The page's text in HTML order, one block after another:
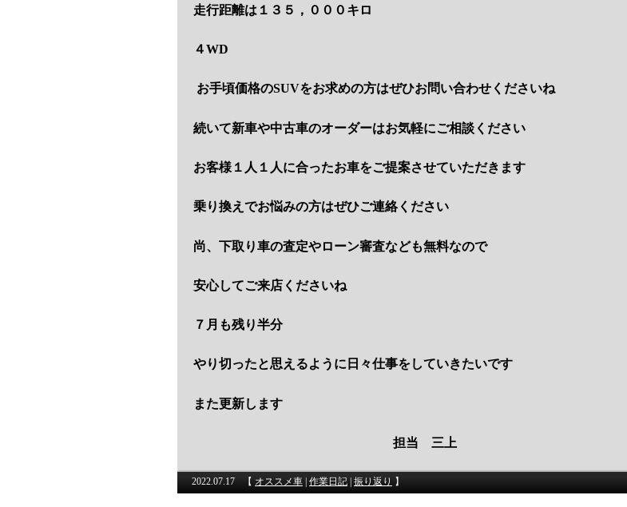
走行距離は１３５，０００キロ
４WD
お手頃価格のSUVをお求めの方はぜひお問い合わせくださいね
続いて新車や中古車のオーダーはお気軽にご相談ください
お客様１人１人に合ったお車をご提案させていただきます
乗り換えでお悩みの方はぜひご連絡ください
尚、下取り車の査定やローン審査なども無料なので
安心してご来店くださいね
７月も残り半分
やり切ったと思えるように日々仕事をしていきたいです
また更新します
担当 三上
2022.07.17 【 オススメ車 | 作業日記 | 振り返り 】